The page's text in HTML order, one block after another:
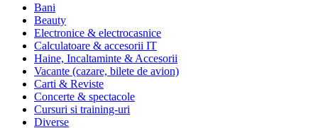
Bani
Beauty
Electronice & electrocasnice
Calculatoare & accesorii IT
Haine, Incaltaminte & Accesorii
Vacante (cazare, bilete de avion)
Carti & Reviste
Concerte & spectacole
Cursuri si training-uri
Diverse